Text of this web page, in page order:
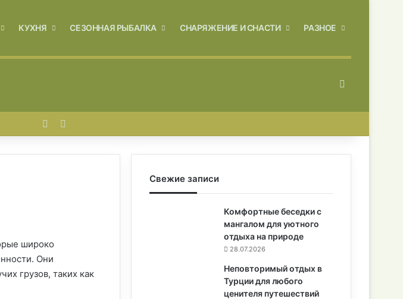
КУХНЯ СЕЗОННАЯ РЫБАЛКА СНАРЯЖЕНИЕ И СНАСТИ РАЗНОЕ
Войти
широко
Они
грузов, таких как
Свежие записи
Комфортные беседки с
мангалом для уютного
отдыха на природе
28.07.2026
Неповторимый отдых в
Турции для любого
ценителя путешествий